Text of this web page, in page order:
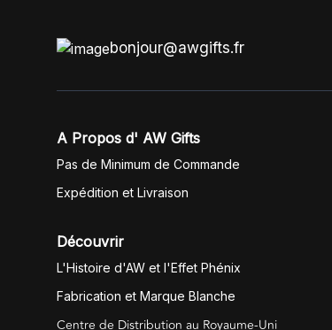
bonjour@awgifts.fr
A Propos d' AW Gifts
Pas de Minimum de Commande
Expédition et Livraison
Découvrir
L'Histoire d'AW et l'Effet Phénix
Fabrication et Marque Blanche
Centre de Distribution au Royaume-Uni